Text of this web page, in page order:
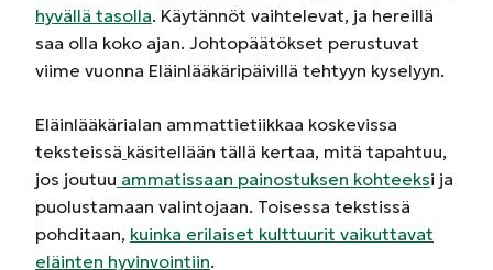
hyvällä tasolla. Käytännöt vaihtelevat, ja hereillä
saa olla koko ajan. Johtopäätökset perustuvat
viime vuonna Eläinlääkäripäivillä tehtyyn kyselyyn.
Eläinlääkärialan ammattietiikkaa koskevissa
teksteissä käsitellään tällä kertaa, mitä tapahtuu,
jos joutuu ammatissaan painostuksen kohteeksi ja
puolustamaan valintojaan. Toisessa tekstissä
pohditaan, kuinka erilaiset kulttuurit vaikuttavat
eläinten hyvinvointiin.